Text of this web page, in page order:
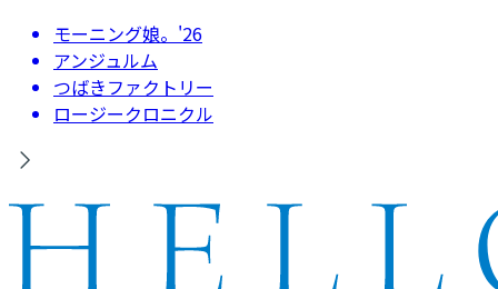
モーニング娘。'26
アンジュルム
つばきファクトリー
ロージークロニクル